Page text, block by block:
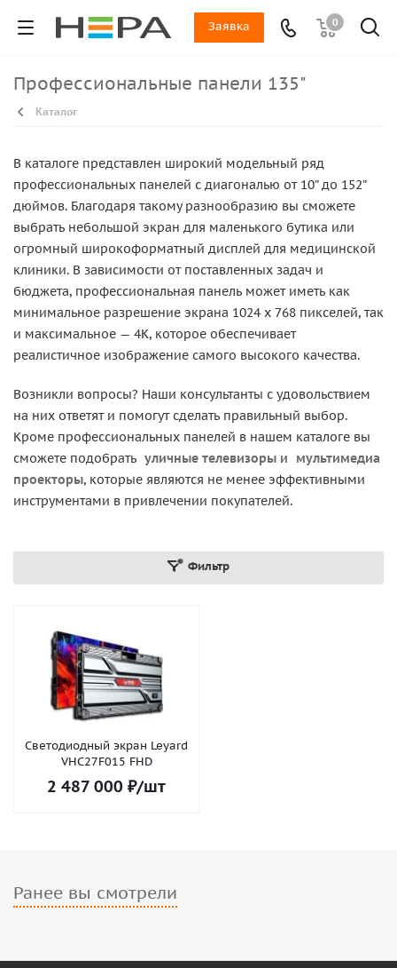
0
Заявка
Профессиональные панели 135"
Каталог
В каталоге представлен широкий модельный ряд
профессиональных панелей с диагональю от 10” до 152”
дюймов. Благодаря такому разнообразию вы сможете
выбрать небольшой экран для маленького бутика или
огромный широкоформатный дисплей для медицинской
клиники. В зависимости от поставленных задач и
бюджета, профессиональная панель может иметь как
минимальное разрешение экрана 1024 x 768 пикселей, так
и максимальное — 4K, которое обеспечивает
реалистичное изображение самого высокого качества.
Возникли вопросы? Наши консультанты с удовольствием
на них ответят и помогут сделать правильный выбор.
Кроме профессиональных панелей в нашем каталоге вы
сможете подобрать уличные телевизоры и
мультимедиа
проекторы, которые являются не менее эффективными
инструментами в привлечении покупателей.
Фильтр
Светодиодный экран Leyard
VHC27F015 FHD
2 487 000 ₽/шт
Ранее вы смотрели